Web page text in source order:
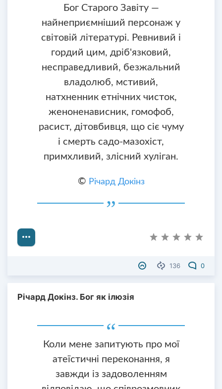
Бог Старого Завіту —
найнеприємніший персонаж у
світовій літературі. Ревнивий і
гордий цим, дріб'язковий,
несправедливий, безжальний
владолюб, мстивий,
натхненник етнічних чисток,
женоненависник, гомофоб,
расист, дітовбивця, що сіє чуму
і смерть садо-мазохіст,
примхливий, злісний хуліган.
© Річард Докінз
136 0
Річард Докінз. Бог як ілюзія
Коли мене запитують про мої
атеїстичні переконання, я
завжди із задоволенням